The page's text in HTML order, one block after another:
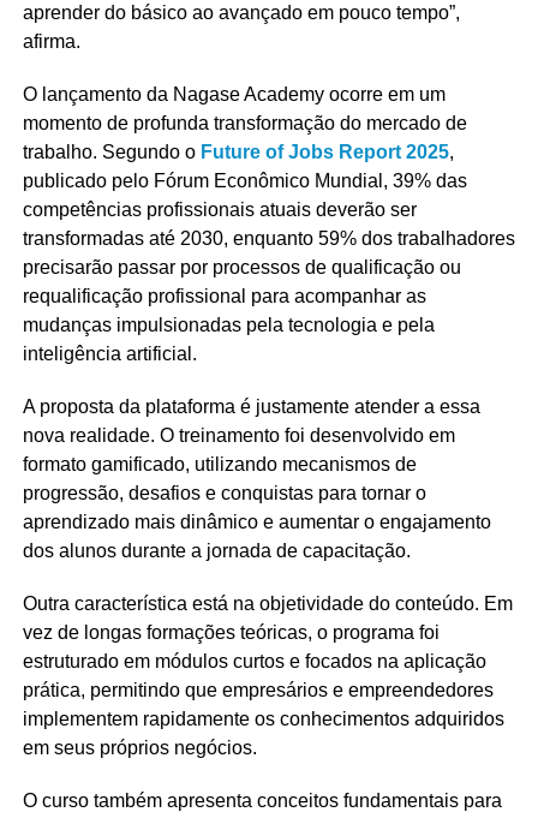
aprender do básico ao avançado em pouco tempo”,
afirma.
O lançamento da Nagase Academy ocorre em um
momento de profunda transformação do mercado de
trabalho. Segundo o Future of Jobs Report 2025,
publicado pelo Fórum Econômico Mundial, 39% das
competências profissionais atuais deverão ser
transformadas até 2030, enquanto 59% dos trabalhadores
precisarão passar por processos de qualificação ou
requalificação profissional para acompanhar as
mudanças impulsionadas pela tecnologia e pela
inteligência artificial.
A proposta da plataforma é justamente atender a essa
nova realidade. O treinamento foi desenvolvido em
formato gamificado, utilizando mecanismos de
progressão, desafios e conquistas para tornar o
aprendizado mais dinâmico e aumentar o engajamento
dos alunos durante a jornada de capacitação.
Outra característica está na objetividade do conteúdo. Em
vez de longas formações teóricas, o programa foi
estruturado em módulos curtos e focados na aplicação
prática, permitindo que empresários e empreendedores
implementem rapidamente os conhecimentos adquiridos
em seus próprios negócios.
O curso também apresenta conceitos fundamentais para